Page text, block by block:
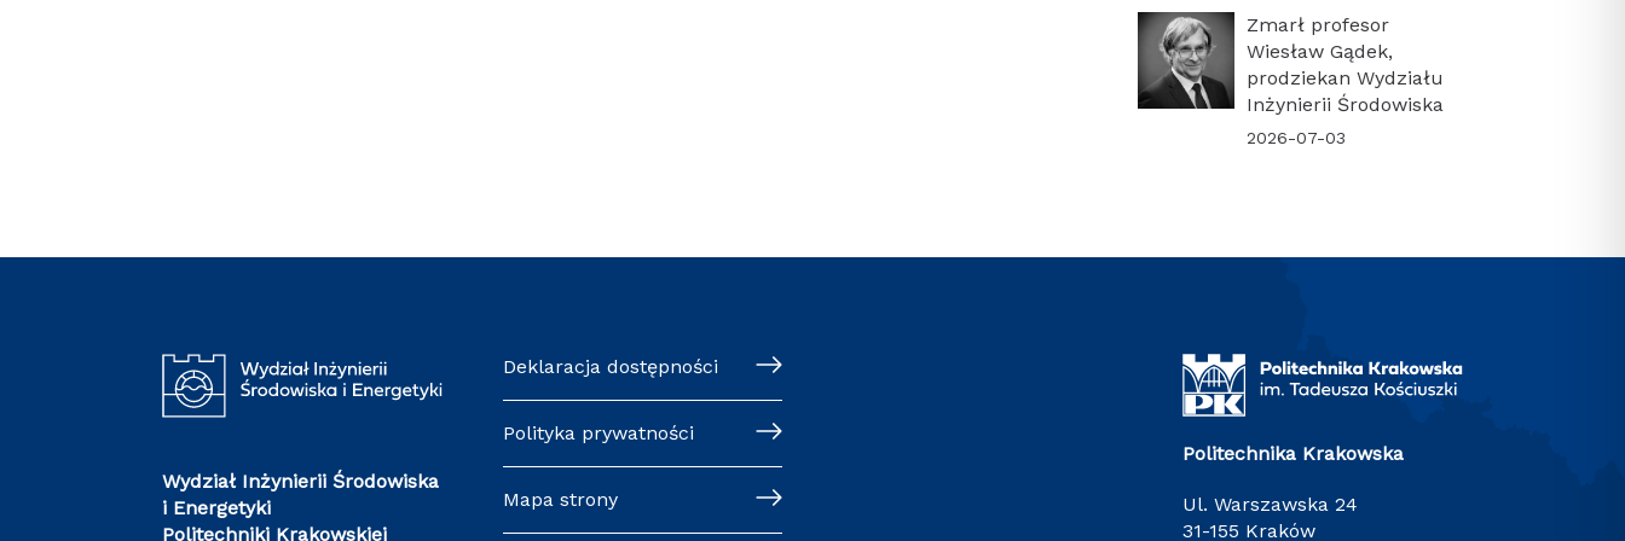
Zmarł profesor
Wiesław Gądek,
prodziekan Wydziału
Inżynierii Środowiska
2026-07-03
Wydział Inżynierii Środowiska
i Energetyki
Politechniki Krakowskiej
Deklaracja dostępności
Polityka prywatności
Mapa strony
Politechnika Krakowska
ul. Warszawska 24
31-155 Kraków